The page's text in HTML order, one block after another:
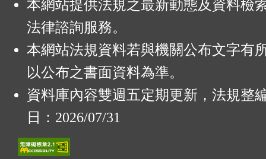
本網站提供法規之最新動態及資料檢
法律諮詢服務。
本網站法規資料若與機關公布文字有
以公布之書面資料為準。
資料庫內容雙週五定期更新，法規整
日：2026/07/31